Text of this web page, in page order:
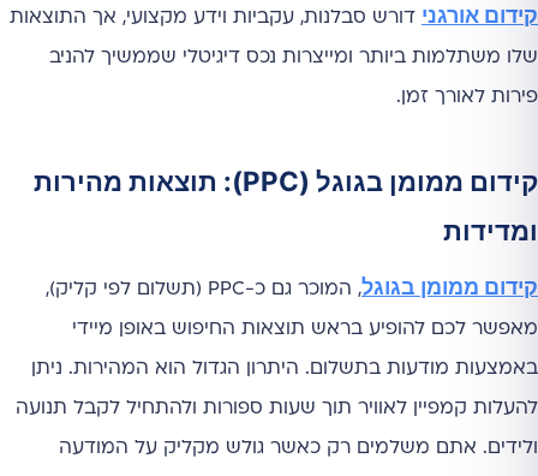
קידום אורגני דורש סבלנות, עקביות וידע מקצועי, אך התוצאות
שלו משתלמות ביותר ומייצרות נכס דיגיטלי שממשיך להניב
פירות לאורך זמן.
קידום ממומן בגוגל (PPC): תוצאות מהירות
ומדידות
קידום ממומן בגוגל , המוכר גם כ-PPC (תשלום לפי קליק),
מאפשר לכם להופיע בראש תוצאות החיפוש באופן מיידי
באמצעות מודעות בתשלום. היתרון הגדול הוא המהירות. ניתן
להעלות קמפיין לאוויר תוך שעות ספורות ולהתחיל לקבל תנועה
ולידים. אתם משלמים רק כאשר גולש מקליק על המודעה